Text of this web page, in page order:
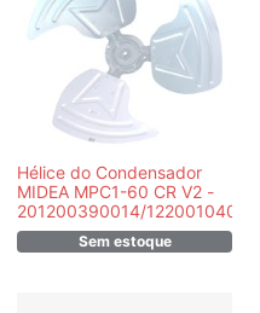
Hélice do Condensador
MIDEA MPC1-60 CR V2 -
201200390014/
Sem estoque